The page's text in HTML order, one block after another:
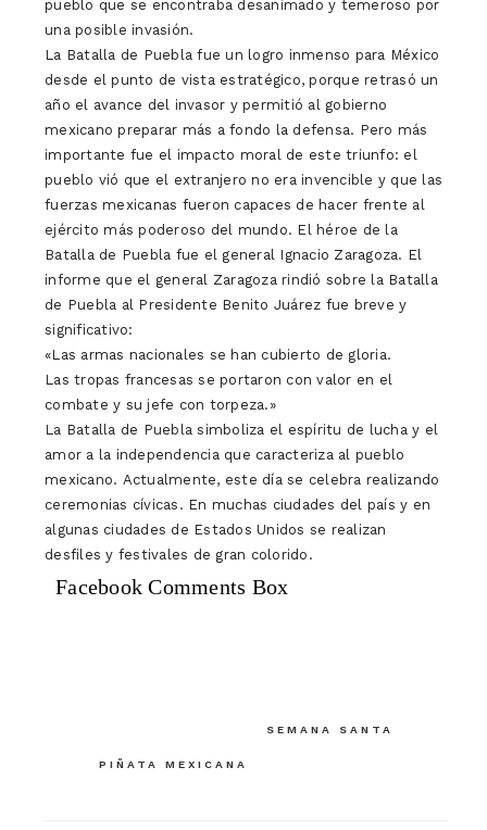
pueblo que se encontraba desanimado y temeroso por
una posible invasión.
La Batalla de Puebla fue un logro inmenso para México
desde el punto de vista estratégico, porque retrasó un
año el avance del invasor y permitió al gobierno
mexicano preparar más a fondo la defensa. Pero más
importante fue el impacto moral de este triunfo: el
pueblo vió que el extranjero no era invencible y que las
fuerzas mexicanas fueron capaces de hacer frente al
ejército más poderoso del mundo. El héroe de la
Batalla de Puebla fue el general Ignacio Zaragoza. El
informe que el general Zaragoza rindió sobre la Batalla
de Puebla al Presidente Benito Juárez fue breve y
significativo:
«Las armas nacionales se han cubierto de gloria.
Las tropas francesas se portaron con valor en el
combate y su jefe con torpeza.»
La Batalla de Puebla simboliza el espíritu de lucha y el
amor a la independencia que caracteriza al pueblo
mexicano. Actualmente, este día se celebra realizando
ceremonias cívicas. En muchas ciudades del país y en
algunas ciudades de Estados Unidos se realizan
desfiles y festivales de gran colorido.
Facebook Comments Box
SEMANA SANTA
PIÑATA MEXICANA